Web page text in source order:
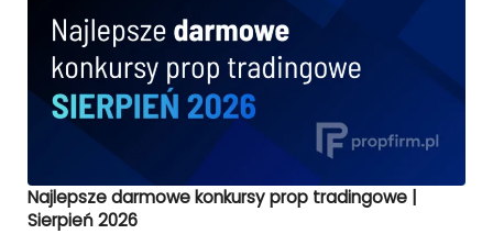
Najlepsze darmowe konkursy prop tradingowe |
Sierpień 2026